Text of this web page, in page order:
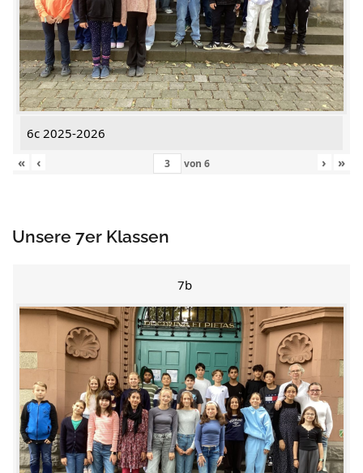
6c 2025-2026
«
‹ von 6 › »
Unsere 7er Klassen
7b